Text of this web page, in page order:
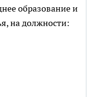
образование и
на должности: